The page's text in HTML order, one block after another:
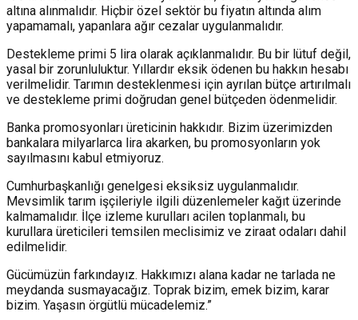
altına alınmalıdır. Hiçbir özel sektör bu fiyatın altında alım
yapamamalı, yapanlara ağır cezalar uygulanmalıdır.
Destekleme primi 5 lira olarak açıklanmalıdır. Bu bir lütuf değil,
yasal bir zorunluluktur. Yıllardır eksik ödenen bu hakkın hesabı
verilmelidir. Tarımın desteklenmesi için ayrılan bütçe artırılmalı
ve destekleme primi doğrudan genel bütçeden ödenmelidir.
Banka promosyonları üreticinin hakkıdır. Bizim üzerimizden
bankalara milyarlarca lira akarken, bu promosyonların yok
sayılmasını kabul etmiyoruz.
Cumhurbaşkanlığı genelgesi eksiksiz uygulanmalıdır.
Mevsimlik tarım işçileriyle ilgili düzenlemeler kağıt üzerinde
kalmamalıdır. İlçe izleme kurulları acilen toplanmalı, bu
kurullara üreticileri temsilen meclisimiz ve ziraat odaları dahil
edilmelidir.
Gücümüzün farkındayız. Hakkımızı alana kadar ne tarlada ne
meydanda susmayacağız. Toprak bizim, emek bizim, karar
bizim. Yaşasın örgütlü mücadelemiz.”